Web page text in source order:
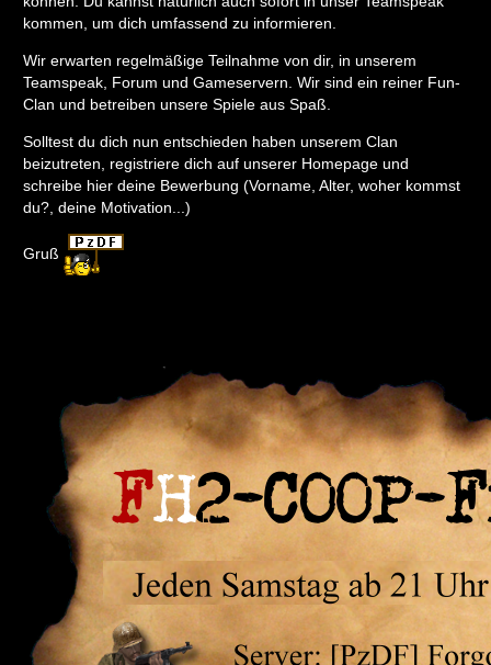
kommen, um dich umfassend zu informieren.
Wir erwarten regelmäßige Teilnahme von dir, in unserem
Teamspeak, Forum und Gameservern. Wir sind ein reiner Fun-
Clan und betreiben unsere Spiele aus Spaß.
Solltest du dich nun entschieden haben unserem Clan
beizutreten, registriere dich auf unserer Homepage und
schreibe hier deine Bewerbung (Vorname, Alter, woher kommst
du?, deine Motivation...)
Gruß